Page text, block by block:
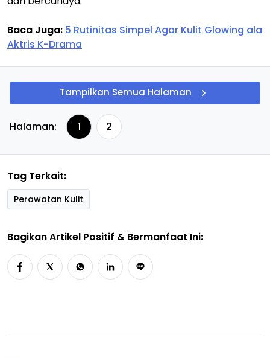
Baca Juga: 5 Rutinitas Simpel Agar Kulit Glowing ala
Aktris K-Drama
Tampilkan Semua Halaman
Halaman: 1 2
Tag Terkait:
Perawatan Kulit
Bagikan Artikel Positif & Bermanfaat Ini: